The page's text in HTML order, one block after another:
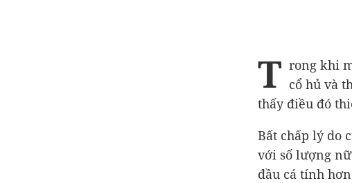
T rong khi
cổ hủ và
thấy điều đó
Bất chấp lý do
với số lượng
đầu cá tính